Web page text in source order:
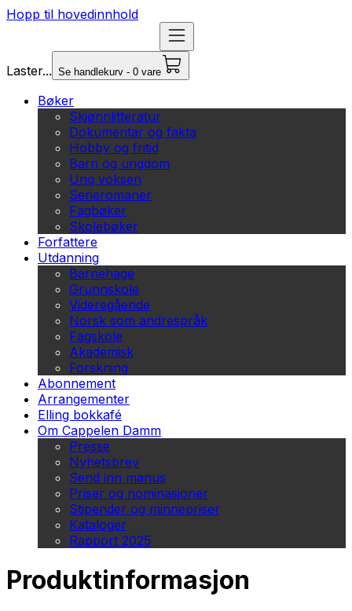
Hopp til hovedinnhold
Laster... Se handlekurv - 0 vare
Bøker
Skjønnlitteratur
Dokumentar og fakta
Hobby og fritid
Barn og ungdom
Ung voksen
Serieromaner
Fagbøker
Skolebøker
Forfattere
Utdanning
Barnehage
Grunnskole
Videregående
Norsk som andrespråk
Fagskole
Akademisk
Forskning
Abonnement
Arrangementer
Elling bokkafé
Om Cappelen Damm
Presse
Nyhetsbrev
Send inn manus
Priser og nominasjoner
Stipender og minnepriser
Kataloger
Rapport 2025
Produktinformasjon